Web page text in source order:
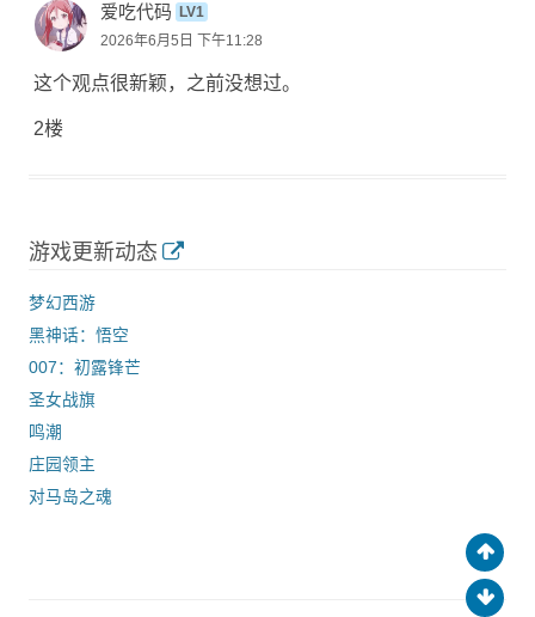
爱吃代码 LV1
2026年6月5日 下午11:28
这个观点很新颖，之前没想过。
2楼
游戏更新动态
梦幻西游
黑神话：悟空
007：初露锋芒
圣女战旗
鸣潮
庄园领主
对马岛之魂